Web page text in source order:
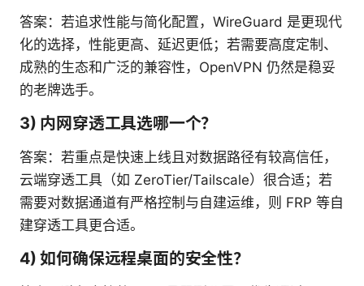
答案：若追求性能与简化配置，WireGuard 是更现代
化的选择，性能更高、延迟更低；若需要高度定制、
成熟的生态和广泛的兼容性，OpenVPN 仍然是稳妥
的老牌选手。
3) 内网穿透工具选哪一个？
答案：若重点是快速上线且对数据路径有较高信任，
云端穿透工具（如 ZeroTier/Tailscale）很合适；若
需要对数据通道有严格控制与自建运维，则 FRP 等自
建穿透工具更合适。
4) 如何确保远程桌面的安全性？